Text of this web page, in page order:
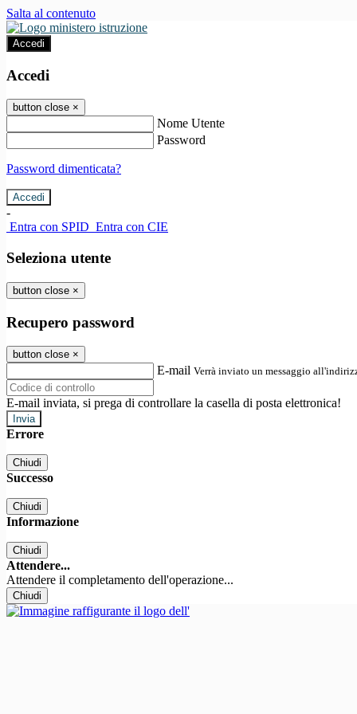
Salta al contenuto
Accedi
Accedi
button close ×
Nome Utente
Password
Password dimenticata?
-
Entra con SPID Entra con CIE
Seleziona utente
button close ×
Recupero password
button close ×
E-mail Verrà inviato un messaggio
E-mail inviata, si prega di controllare la casella di posta elettronica!
Errore
Chiudi
Successo
Chiudi
Informazione
Chiudi
Attendere...
Attendere il completamento dell'operazione...
Chiudi